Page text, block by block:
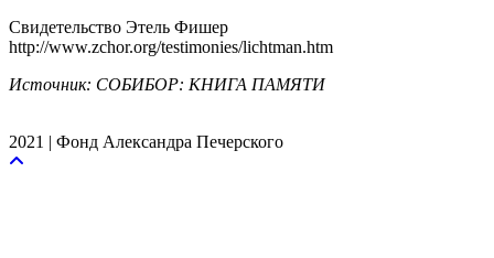
Свидетельство Этель Фишер
http://www.zchor.org/testimonies/lichtman.htm
Источник: СОБИБОР: КНИГА ПАМЯТИ
2021 | Фонд Александра Печерского